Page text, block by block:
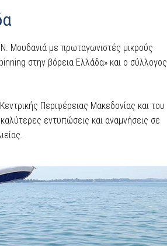
Μουδανιά με πρωταγωνιστές μικρούς
στην βόρεια Ελλάδα» και ο σύλλογος
Περιφέρειας Μακεδονίας και του
εντυπώσεις και αναμνήσεις σε